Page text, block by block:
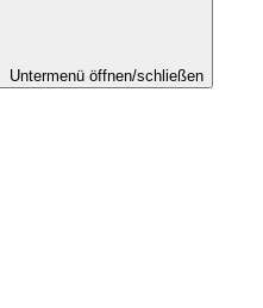
Untermenü öffnen/schließen